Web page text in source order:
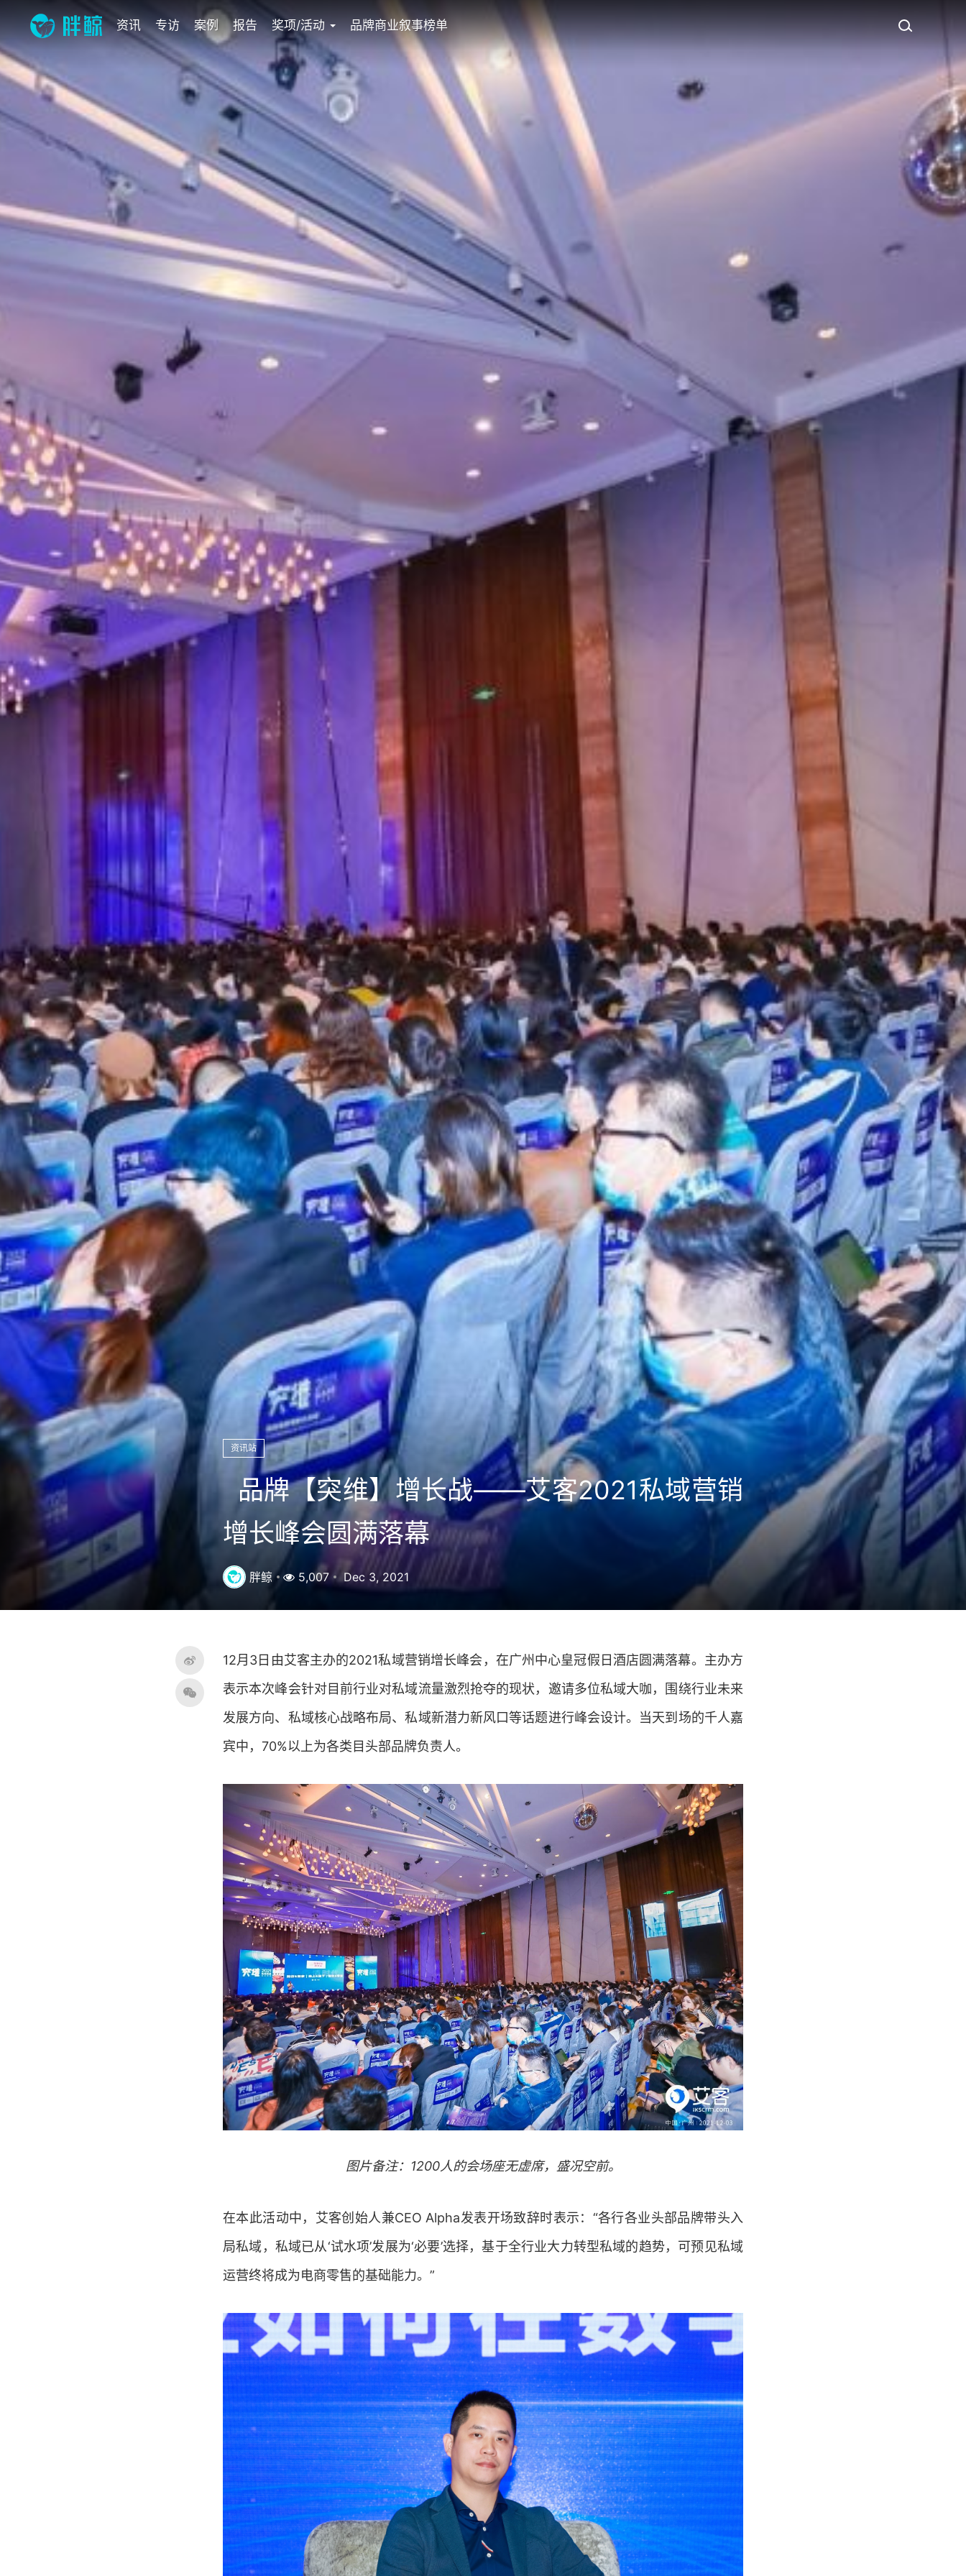
资讯 专访 案例 报告 奖项/活动 品牌商业叙事榜单
资讯站
品牌【突维】增长战——艾客2021私域营销
增长峰会圆满落幕
胖鲸 5,007 Dec 3, 2021
12月3日由艾客主办的2021私域营销增长峰会，在广州中心皇冠假日酒店圆满落幕。主办方
表示本次峰会针对目前行业对私域流量激烈抢夺的现状，邀请多位私域大咖，围绕行业未来
发展方向、私域核心战略布局、私域新潜力新风口等话题进行峰会设计。当天到场的千人嘉
宾中，70%以上为各类目头部品牌负责人。
图片备注：1200人的会场座无虚席，盛况空前。
在本此活动中，艾客创始人兼CEO Alpha发表开场致辞时表示：“各行各业头部品牌带头入
局私域，私域已从‘试水项’发展为‘必要’选择，基于全行业大力转型私域的趋势，可预见私域
运营终将成为电商零售的基础能力。”